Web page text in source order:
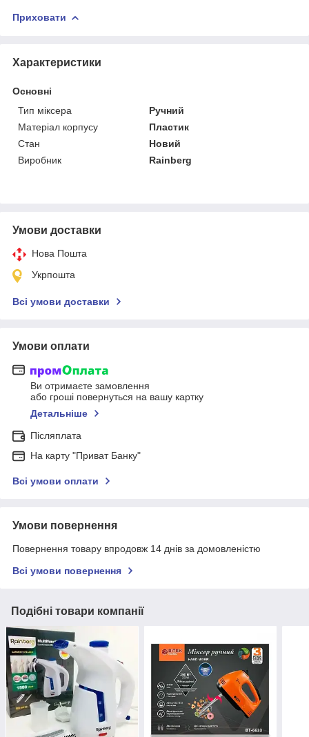
Приховати
Характеристики
Основні
Тип міксера
Ручний
Матеріал корпусу
Пластик
Стан
Новий
Виробник
Rainberg
Умови доставки
Нова Пошта
Укрпошта
Всі умови доставки
Умови оплати
Ви отримаєте замовлення
або гроші повернуться на вашу картку
Детальніше
Післяплата
На карту "Приват Банку"
Всі умови оплати
Умови повернення
Повернення товару впродовж 14 днів за домовленістю
Всі умови повернення
Подібні товари компанії